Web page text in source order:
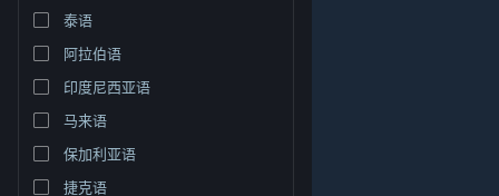
获取 Steam 手机应用
查看桌面版网站
泰语
阿拉伯语
印度尼西亚语
马来语
保加利亚语
捷克语